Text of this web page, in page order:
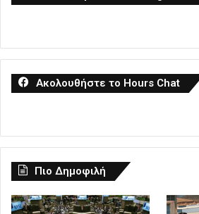
Ακολουθήστε το Hours Chat
Πιο Δημοφιλή